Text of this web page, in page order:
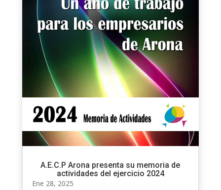
A.E.C.P Arona presenta su memoria de
actividades del ejercicio 2024
Ene 28, 2025